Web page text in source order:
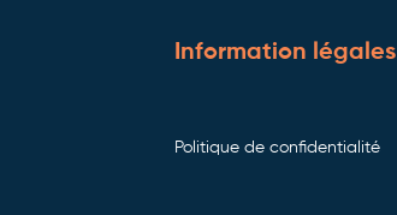
Information légales
Politique de confidentialité